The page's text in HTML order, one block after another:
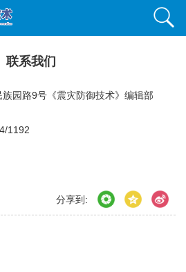
联系我们
园路9号《震灾防御技术》编辑部
1192
分享到: